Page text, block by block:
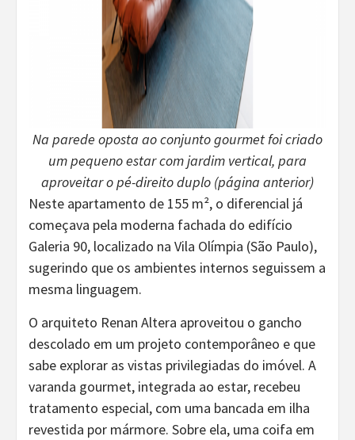
Na parede oposta ao conjunto gourmet foi criado
um pequeno estar com jardim vertical, para
aproveitar o pé-direito duplo (página anterior)
Neste apartamento de 155 m², o diferencial já
começava pela moderna fachada do edifício
Galeria 90, localizado na Vila Olímpia (São Paulo),
sugerindo que os ambientes internos seguissem a
mesma linguagem.
O arquiteto Renan Altera aproveitou o gancho
descolado em um projeto contemporâneo e que
sabe explorar as vistas privilegiadas do imóvel. A
varanda gourmet, integrada ao estar, recebeu
tratamento especial, com uma bancada em ilha
revestida por mármore. Sobre ela, uma coifa em